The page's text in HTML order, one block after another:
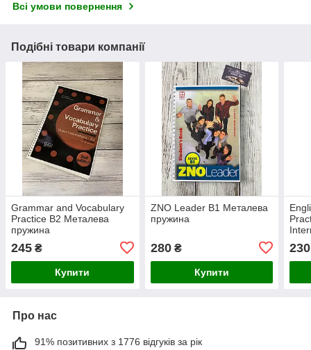
Всі умови повернення
Подібні товари компанії
Grammar and Vocabulary
Practice B2 Металева
пружина
245 ₴
Купити
ZNO Leader B1 Металева
пружина
280₴
Купити
230
Про нас
91% позитивних з 1776 відгуків за рік